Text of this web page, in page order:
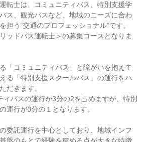
転士は、コミュニティバス、特別支援学
ス、観光バスなど、地域のニーズに合わ
担う“交通のプロフェッショナル”です。
ッドバス運転士＞の募集コースとなりま
「コミュニティバス」と障がいを抱えて
る「特別支援スクールバス」の運行をハ
だきます。
ィバスの運行が3分の2を占めますが、特別
運行が3分の１となります。
委託運行を中心としており、地域インフ